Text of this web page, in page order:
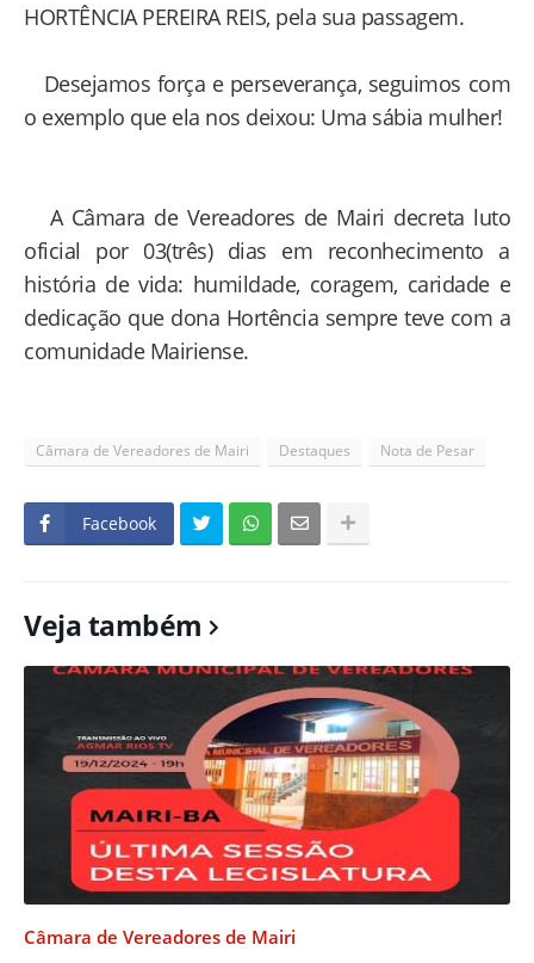
HORTÊNCIA PEREIRA REIS, pela sua passagem.
Desejamos força e perseverança, seguimos com
o exemplo que ela nos deixou: Uma sábia mulher!
A Câmara de Vereadores de Mairi decreta luto
oficial por 03(três) dias em reconhecimento a
história de vida: humildade, coragem, caridade e
dedicação que dona Hortência sempre teve com a
comunidade Mairiense.
Câmara de Vereadores de Mairi Destaques Nota de Pesar
Facebook
Veja também
Câmara de Vereadores de Mairi